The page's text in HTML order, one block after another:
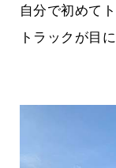
自分で初めて
トラックが目